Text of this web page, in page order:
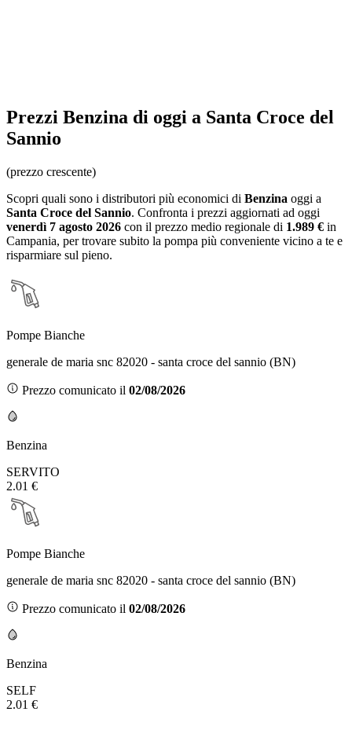
Prezzi Benzina di oggi a Santa Croce del
Sannio
(prezzo crescente)
Scopri quali sono i distributori più economici di Benzina oggi a
Santa Croce del Sannio. Confronta i prezzi aggiornati ad oggi
venerdì 7 agosto 2026 con il prezzo medio regionale di 1.989 € in
Campania, per trovare subito la pompa più conveniente vicino a te e
risparmiare sul pieno.
Pompe Bianche
generale de maria snc 82020 - santa croce del sannio (BN)
Prezzo comunicato il 02/08/2026
Benzina
SERVITO
2.01 €
Pompe Bianche
generale de maria snc 82020 - santa croce del sannio (BN)
Prezzo comunicato il 02/08/2026
Benzina
SELF
2.01 €